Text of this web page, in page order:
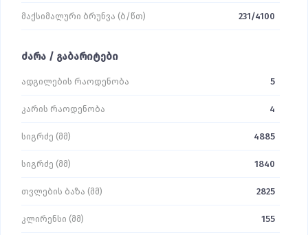
მაქსიმალური ბრუნვა (ბ/წთ) 231/4100
ძარა / გაბარიტები
ადგილების რაოდენობა 5
კარის რაოდენობა 4
სიგრძე (მმ) 4885
სიგრძე (მმ) 1840
თვლების ბაზა (მმ) 2825
კლირენსი (მმ) 155